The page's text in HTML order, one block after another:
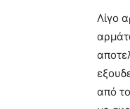
Λίγο
από